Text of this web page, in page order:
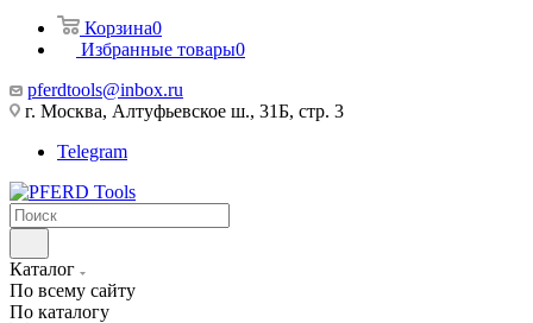
Корзина0
Избранные товары0
pferdtools@inbox.ru
г. Москва, Алтуфьевское ш., 31Б, стр. 3
Telegram
Каталог
По всему сайту
По каталогу